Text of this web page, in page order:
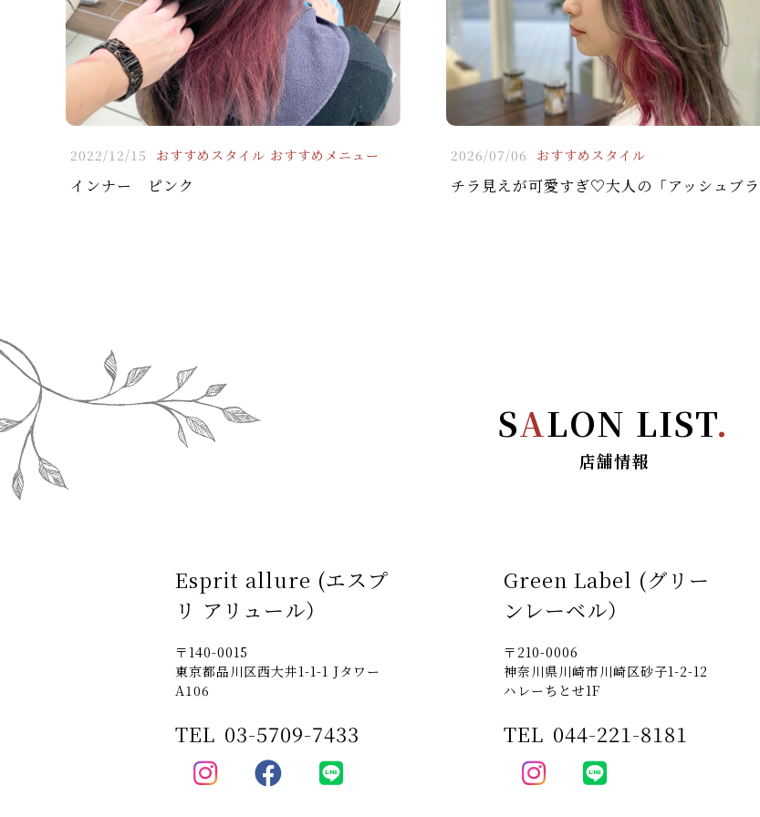
2022/12/15 おすすめスタイル おすすめメニュー
インナー ピンク
2026/07/06 おすすめスタイル
SALON LIST.
店舗情報
Esprit allure (エスプ
リ アリュール）
〒140-0015
東京都品川区西大井1-1-1 Jタワー
A106
TEL 03-5709-7433
Green Label (グリー
ンレーベル）
〒210-0006
神奈川県川崎市川崎区砂子1-2-12
ハレーちとせ1F
TEL 044-221-8181